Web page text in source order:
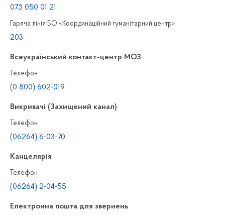
073 050 01 21
Гаряча лінія БО «Координаційний гуманітарний центр»
203
Всеукраїнський контакт-центр МОЗ
Телефон
(0 800) 602-019
Викривачі (Захищений канал)
Телефон
(06264) 6-03-70
Канцелярiя
Телефон
(06264) 2-04-55
Електронна пошта для звернень